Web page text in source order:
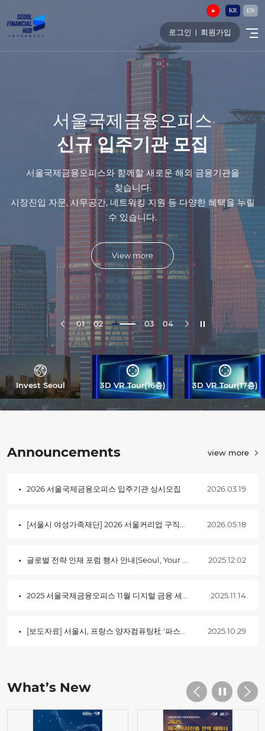
KR EN
로그인 회원가입
서울국제금융오피스
신규 입주기관 모집
서울국제금융오피스와 함께할 새로운 해외 금융기관을
찾습니다.
시장진입 자문, 사무공간, 네트워킹 지원 등 다양한 혜택을 누릴
수 있습니다.
View more
01 02 03 04
Invest Seoul 3D VR Tour(16층) 3D VR Tour(17층)
Announcements view more
2026 서울국제금융오피스 입주기관 상시모집 2026.03.19
[서울시 여성가족재단] 2026 서울커리업 구직지원금 2차 모집 (~26.06.05) 2026.05.18
글로벌 전략 인재 포럼 행사 안내(Seoul, Your New Chapter) 2025.12.02
2025 서울국제금융오피스 11월 디지털 금융 세미나 2025.11.14
[보도자료] 서울시, 프랑스 양자컴퓨팅社 '파스칼' 유치… AI･반도체 이어 … 2025.10.29
What’s New